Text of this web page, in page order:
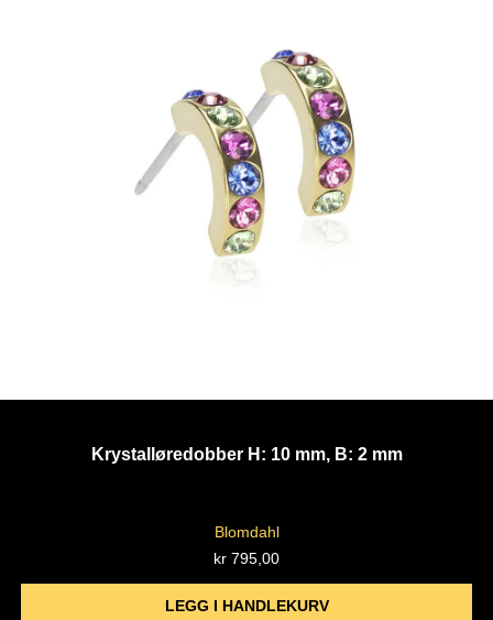
Krystalløredobber H: 10 mm, B: 2 mm
Blomdahl
kr 795,00
LEGG I HANDLEKURV